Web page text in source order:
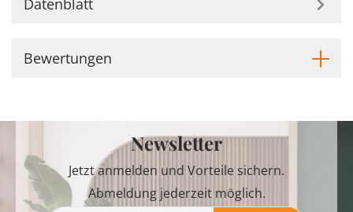
Bewertungen
Newsletter
Jetzt anmelden und Vorteile sichern.
Abmeldung jederzeit möglich.